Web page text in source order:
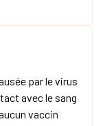
par le virus
avec le sang
vaccin